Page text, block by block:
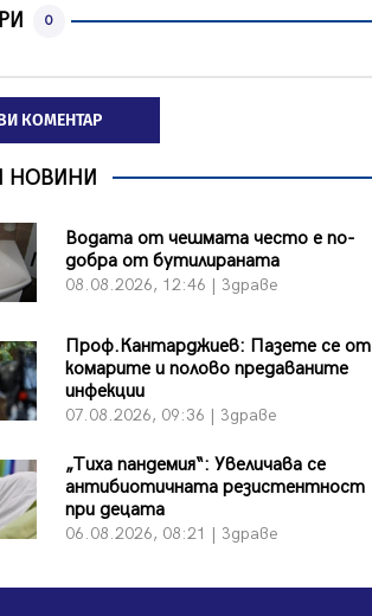
0
КОМЕНТАР
НОВИНИ
Водата от чешмата често е по-
добра от бутилираната
08.08.2026, 12:46 | Здраве
Проф.Кантарджиев: Пазете се от
комарите и полово предаваните
инфекции
07.08.2026, 09:36 | Здраве
„Тиха пандемия“: Увеличава се
антибиотичната резистентност
при децата
06.08.2026, 08:21 | Здраве